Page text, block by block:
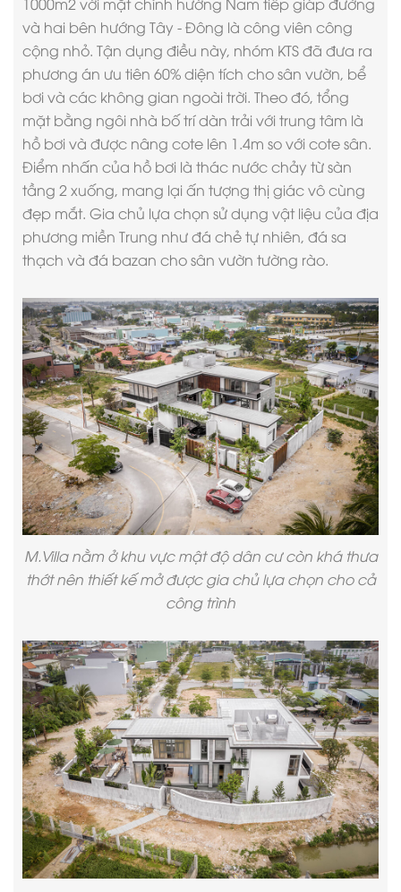
và hai bên hướng Tây - Đông là công viên công
cộng nhỏ. Tận dụng điều này, nhóm KTS đã đưa ra
phương án ưu tiên 60% diện tích cho sân vườn, bể
bơi và các không gian ngoài trời. Theo đó, tổng
mặt bằng ngôi nhà bố trí dàn trải với trung tâm là
hồ bơi và được nâng cote lên 1.4m so với cote sân.
Điểm nhấn của hồ bơi là thác nước chảy từ sàn
tầng 2 xuống, mang lại ấn tượng thị giác vô cùng
đẹp mắt. Gia chủ lựa chọn sử dụng vật liệu của địa
phương miền Trung như đá chẻ tự nhiên, đá sa
thạch và đá bazan cho sân vườn tường rào.
M.Villa nằm ở khu vực mật độ dân cư còn khá thưa
thớt nên thiết kế mở được gia chủ lựa chọn cho cả
công trình